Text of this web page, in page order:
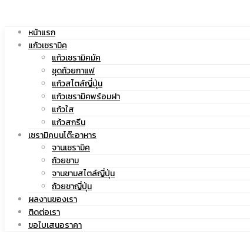
เซรามิค
สกรีน
โลโก้
|
หน้าแรก
แก้วเซรามิค
แก้วเซรามิคมัค
ชุดถ้วยกาแฟ
แก้วสไตล์ญี่ปุ่น
แก้วเซรามิคพร้อมฝา
แก้วใส
แก้วสกรีน
เซรามิคบนโต๊ะอาหาร
จานเซรามิค
ถ้วยชาม
จานชามสไตล์ญี่ปุ่น
ถ้วยชาญี่ปุ่น
ผลงานของเรา
ติดต่อเรา
ขอใบเสนอราคา